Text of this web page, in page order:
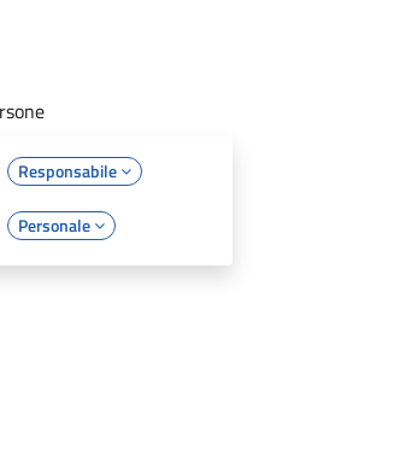
Responsabile
Personale